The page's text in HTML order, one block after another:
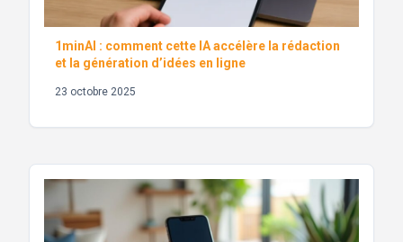
1minAI : comment cette IA accélère la rédaction
et la génération d’idées en ligne
23 octobre 2025